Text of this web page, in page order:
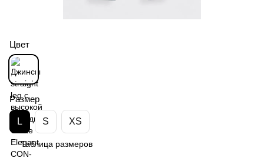
Цвет
Размер
L S XS
Таблица размеров